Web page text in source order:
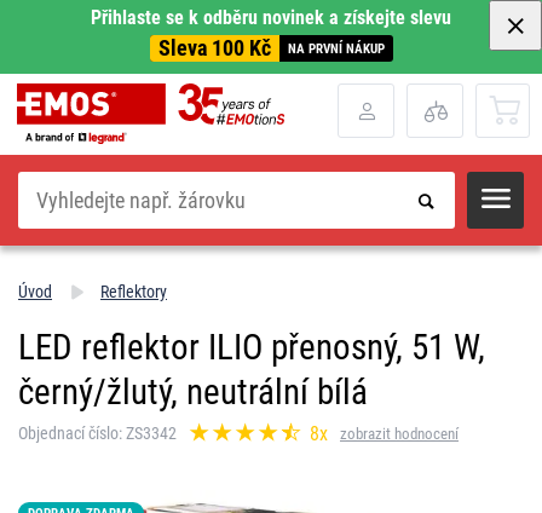
Přihlaste se k odběru novinek a získejte slevu
Sleva 100 Kč NA PRVNÍ NÁKUP
Hledat
Úvod Reflektory
LED reflektor ILIO přenosný, 51 W,
černý/žlutý, neutrální bílá
Objednací číslo: ZS3342 8x zobrazit hodnocení